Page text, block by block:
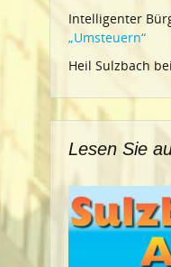
Intelligenter
„Umsteuern“
Heil Sulzbach bei
Lesen Sie